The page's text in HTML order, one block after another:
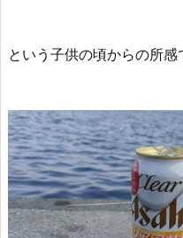
という子供の頃からの所感